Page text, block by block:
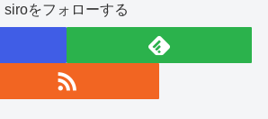
siroをフォローする